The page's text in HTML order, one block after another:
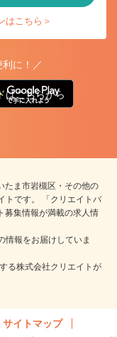
はこちら＞
に！／
はこちらから
たま市岩槻区・その他の
トです。 「クリエイトバ
募集情報が満載の求人情
情報をお届けしていま
る株式会社クリエイトが
サイトマップ